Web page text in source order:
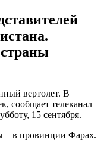
вертолет. В
сообщает телеканал
15 сентября.
– в провинции Фарах.